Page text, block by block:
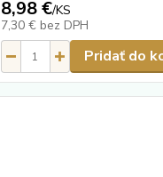
8,98 €/KS
7,30 € bez DPH
Pridať do